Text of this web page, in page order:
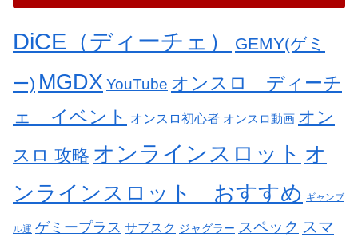
DiCE（ディーチェ） GEMY(ゲミ
ー) MGDX YouTube オンスロ ディーチ
ェ イベント
オンスロ初心者 オンスロ動画 オン
スロ 攻略 オンラインスロット オ
ンラインスロット おすすめ ギャンブ
ル運 ゲミープラス サブスク ジャグラー スペック スマ